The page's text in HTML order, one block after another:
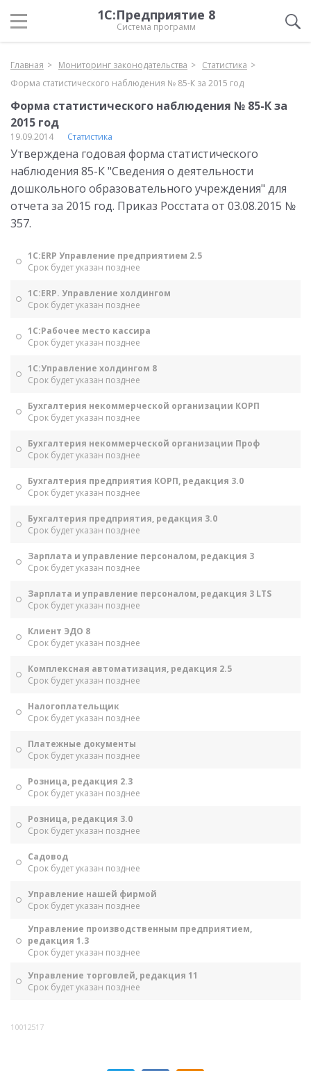
1С:Предприятие 8
Система программ
Главная Мониторинг законодательства
Статистика
Форма статистического наблюдения № 85-К за 2015 год
Форма статистического наблюдения № 85-К за
2015 год
19.09.2014 Статистика
Утверждена годовая форма статистического
наблюдения 85-К "Сведения о деятельности
дошкольного образовательного учреждения" для
отчета за 2015 год. Приказ Росстата от 03.08.2015 №
357.
1С:ERP Управление предприятием 2.5
Срок будет указан позднее
1С:ERP. Управление холдингом
Срок будет указан позднее
1С:Рабочее место кассира
Срок будет указан позднее
1С:Управление холдингом 8
Срок будет указан позднее
Бухгалтерия некоммерческой организации КОРП
Срок будет указан позднее
Бухгалтерия некоммерческой организации Проф
Срок будет указан позднее
Бухгалтерия предприятия КОРП, редакция 3.0
Срок будет указан позднее
Бухгалтерия предприятия, редакция 3.0
Срок будет указан позднее
Зарплата и управление персоналом, редакция 3
Срок будет указан позднее
Зарплата и управление персоналом, редакция 3 LTS
Срок будет указан позднее
Клиент ЭДО 8
Срок будет указан позднее
Комплексная автоматизация, редакция 2.5
Срок будет указан позднее
Налогоплательщик
Срок будет указан позднее
Платежные документы
Срок будет указан позднее
Розница, редакция 2.3
Срок будет указан позднее
Розница, редакция 3.0
Срок будет указан позднее
Садовод
Срок будет указан позднее
Управление нашей фирмой
Срок будет указан позднее
Управление производственным предприятием,
редакция 1.3
Срок будет указан позднее
Управление торговлей, редакция 11
Срок будет указан позднее
10012517